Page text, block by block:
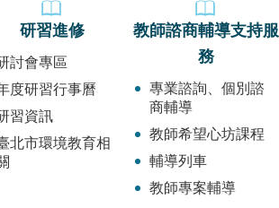
研習進修
討會專區
度研習行事曆
習資訊
北市環境教育相
教師諮商輔導支持服
務
專業諮詢、個別諮
商輔導
教師希望心坊課程
輔導列車
教師專案輔導